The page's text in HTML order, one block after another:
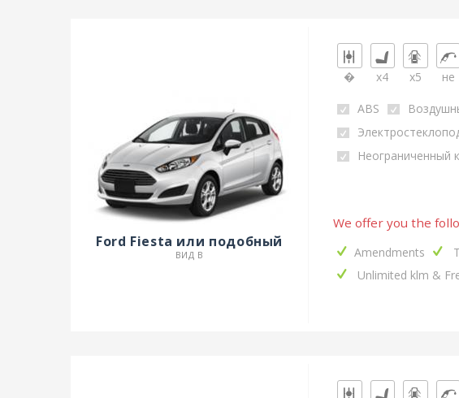
Ford Fiesta или подобный
ВИД B
� x4 x5 не
ABS
Неограниченный
We offer you the
Amendments
Unlimited klm &